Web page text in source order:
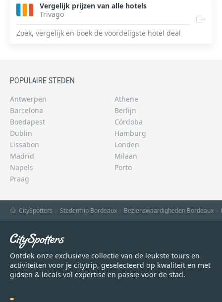
Vergelijk prijzen van alle hotels
Trivago
Zoek, vergelijk en boek de voordeligste hotel deal
POPULAIRE STEDEN
Antwerpen
Athene
Barcelona
Berlijn
Boedapest
Córdoba
Dublin
Hamburg
Lissabon
Londen
Madrid
Milaan
Napels
Porto
Praag
CitySpotters Stedentrip Bordeaux Bezienswaardigheden Bordeaux
Ontdek onze exclusieve collectie van de leukste tours en
activiteiten voor je citytrip, geselecteerd op kwaliteit en met
gidsen & locals vol expertise en passie voor de stad.